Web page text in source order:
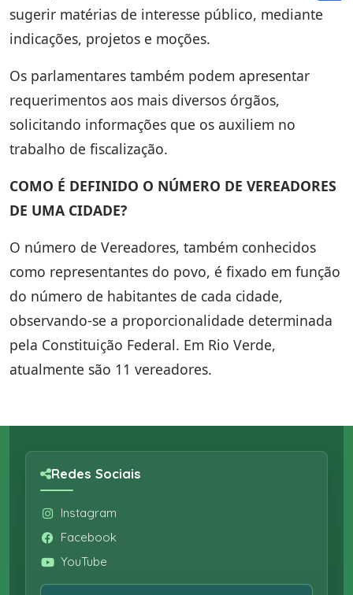
sugerir matérias de interesse público, mediante
indicações, projetos e moções.
Os parlamentares também podem apresentar
requerimentos aos mais diversos órgãos,
solicitando informações que os auxiliem no
trabalho de fiscalização.
COMO É DEFINIDO O NÚMERO DE VEREADORES
DE UMA CIDADE?
O número de Vereadores, também conhecidos
como representantes do povo, é fixado em função
do número de habitantes de cada cidade,
observando-se a proporcionalidade determinada
pela Constituição Federal. Em Rio Verde,
atualmente são 11 vereadores.
Redes Sociais
Instagram
Facebook
YouTube